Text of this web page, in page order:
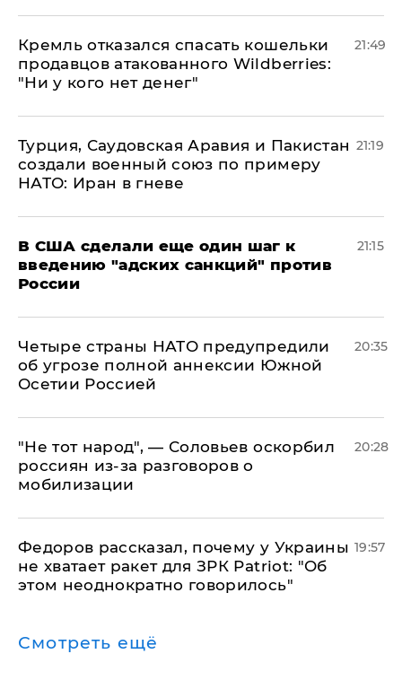
Кремль отказался спасать кошельки
продавцов атакованного Wildberries:
"Ни у кого нет денег"
21:49
Турция, Саудовская Аравия и Пакистан
создали военный союз по примеру
НАТО: Иран в гневе
21:19
В США сделали еще один шаг к
введению "адских санкций" против
России
21:15
Четыре страны НАТО предупредили
об угрозе полной аннексии Южной
Осетии Россией
20:35
​"Не тот народ", — Соловьев оскорбил
россиян из-за разговоров о
мобилизации
20:28
Федоров рассказал, почему у Украины
не хватает ракет для ЗРК Patriot: "Об
этом неоднократно говорилось"
19:57
Смотреть ещё